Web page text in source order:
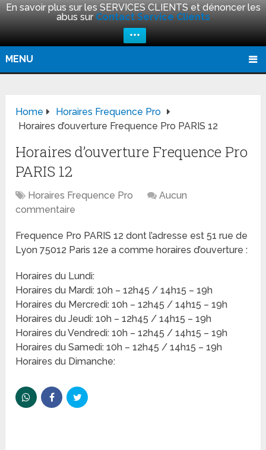
En savoir plus sur les SERVICES CLIENTS et dénoncer les
abus sur Contact Service Clients
+++
MENU
Home
Horaires Frequence Pro
Horaires d’ouverture Frequence Pro PARIS 12
Horaires d’ouverture Frequence Pro
PARIS 12
Horaires Frequence Pro
Aucun
commentaire
Frequence Pro PARIS 12 dont l’adresse est 51 rue de
Lyon 75012 Paris 12e a comme horaires d’ouverture :
Horaires du Lundi:
Horaires du Mardi: 10h – 12h45 / 14h15 – 19h
Horaires du Mercredi: 10h – 12h45 / 14h15 – 19h
Horaires du Jeudi: 10h – 12h45 / 14h15 – 19h
Horaires du Vendredi: 10h – 12h45 / 14h15 – 19h
Horaires du Samedi: 10h – 12h45 / 14h15 – 19h
Horaires du Dimanche: